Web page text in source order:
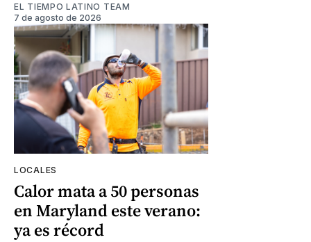
EL TIEMPO LATINO TEAM
7 de agosto de 2026
LOCALES
Calor mata a 50 personas
en Maryland este verano:
ya es récord